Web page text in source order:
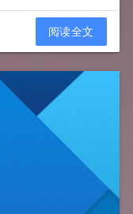
阅读全文